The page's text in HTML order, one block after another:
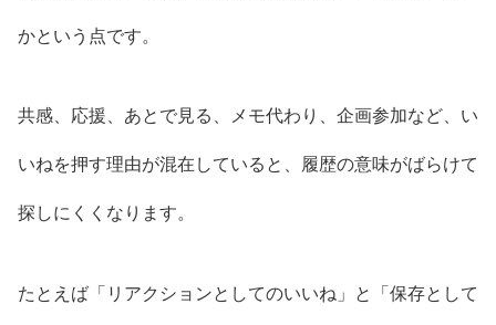
かという点です。
共感、応援、あとで見る、メモ代わり、企画参加など、い
いねを押す理由が混在していると、履歴の意味がばらけて
探しにくくなります。
たとえば「リアクションとしてのいいね」と「保存として